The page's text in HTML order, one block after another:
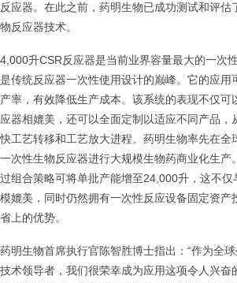
反应器。在此之前，药明生物已成功测试和评估
物反应器技术。
4,000升CSR反应器是当前业界容量最大的一次
是传统反应器一次性使用设计的巅峰。它的应用
产率，有效降低生产成本。该系统的表现不仅可
应器相媲美，还可以全面定制以适应不同产品，
快工艺转移和工艺放大进程。药明生物率先在全
一次性生物反应器进行大规模生物药商业化生产
过组合策略可将单批产能增至24,000升，这不
模媲美，同时仍然拥有一次性反应设备固定资产
省上的优势。
药明生物首席执行官陈智胜博士指出：“作为全
技术领导者，我们很荣幸成为应用这项令人兴奋